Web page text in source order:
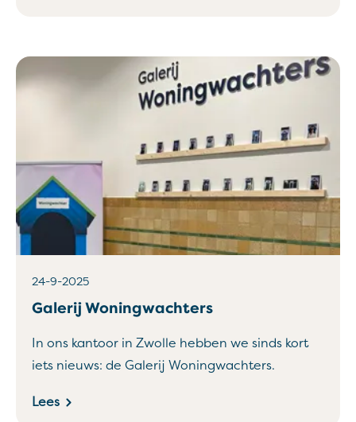
Galerij Woningwachters
24-9-2025
In ons kantoor in Zwolle hebben we sinds kort
iets nieuws: de Galerij Woningwachters.
Lees